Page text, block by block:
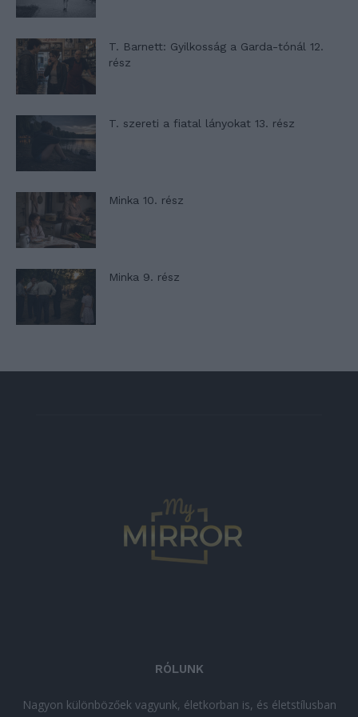
T. Barnett: Gyilkosság a Garda-tónál 12.
rész
T. szereti a fiatal lányokat 13. rész
Minka 10. rész
Minka 9. rész
RÓLUNK
Nagyon különbözőek vagyunk, életkorban is, és életstílusban